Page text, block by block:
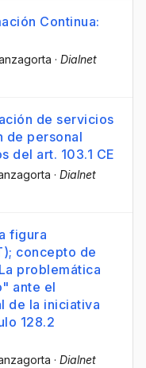
Continua:
· Dialnet
de servicios
de personal
del art. 103.1 CE
· Dialnet
figura
concepto de
problemática
ante el
de la iniciativa
128.2
· Dialnet